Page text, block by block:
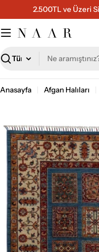
geç
2.500TL ve Üzeri
Ara
Anasayfa Afgan Halıları